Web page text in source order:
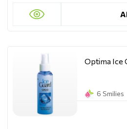
Optima Ice
6 Smilies